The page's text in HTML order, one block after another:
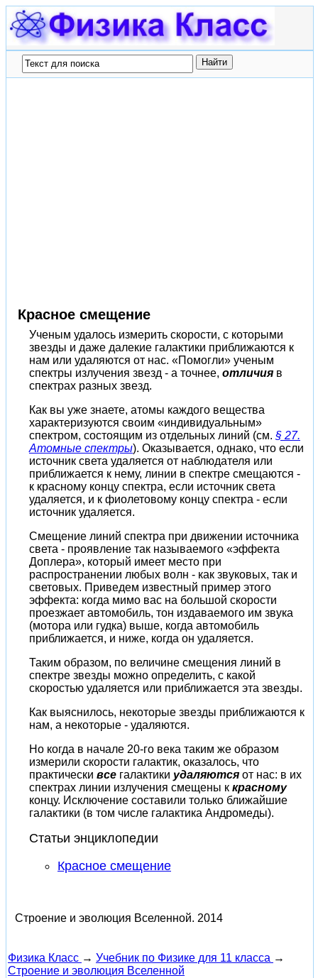
Красное смещение
Ученым удалось измерить скорости, с которыми
звезды и даже далекие галактики приближаются к
нам или удаляются от нас. «Помогли» ученым
спектры излучения звезд - а точнее, отличия в
спектрах разных звезд.
Как вы уже знаете, атомы каждого вещества
характеризуются своим «индивидуальным»
спектром, состоящим из отдельных линий (см. § 27.
Атомные спектры). Оказывается, однако, что если
источник света удаляется от наблюдателя или
приближается к нему, линии в спектре смещаются -
к красному концу спектра, если источник света
удаляется, и к фиолетовому концу спектра - если
источник удаляется.
Смещение линий спектра при движении источника
света - проявление так называемого «эффекта
Доплера», который имеет место при
распространении любых волн - как звуковых, так и
световых. Приведем известный пример этого
эффекта: когда мимо вас на большой скорости
проезжает автомобиль, тон издаваемого им звука
(мотора или гудка) выше, когда автомобиль
приближается, и ниже, когда он удаляется.
Таким образом, по величине смещения линий в
спектре звезды можно определить, с какой
скоростью удаляется или приближается эта звезды.
Как выяснилось, некоторые звезды приближаются к
нам, а некоторые - удаляются.
Но когда в начале 20-го века таким же образом
измерили скорости галактик, оказалось, что
практически все галактики удаляются от нас: в их
спектрах линии излучения смещены к красному
концу. Исключение составили только ближайшие
галактики (в том числе галактика Андромеды).
Статьи энциклопедии
Красное смещение
Строение и эволюция Вселенной. 2014
Физика Класс → Учебник по Физике для 11 класса →
Строение и эволюция Вселенной